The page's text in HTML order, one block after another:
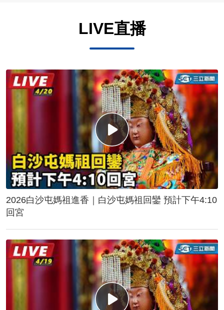
LIVE直播
2026白沙屯媽祖進香｜白沙屯媽祖回鑾 預計下午4:10
回宮